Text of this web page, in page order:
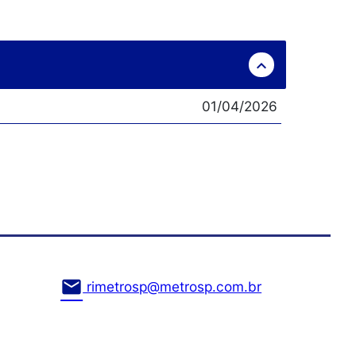
expand_less
01/04/2026
mail rimetrosp@metrosp.com.br